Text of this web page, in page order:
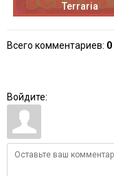
Terraria
Всего комментариев: 0
Войдите: